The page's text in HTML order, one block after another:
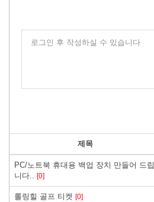
로그인 후 작성하실 수 있습니다
제목
PC/노트북 휴대용 백업 장치 만들어 드립
니다.. [0]
롤링힐 골프 티켓 [0]